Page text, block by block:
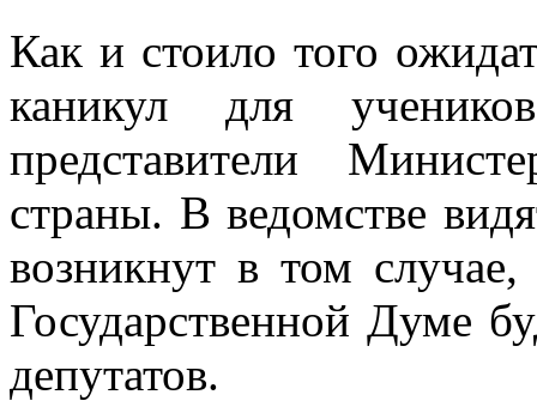
Как и стоило того
каникул для
представители
страны. В ведомстве
возникнут в том
Государственной Думе
депутатов.